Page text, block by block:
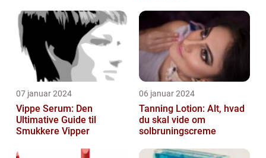
07 januar 2024
Vippe Serum: Den
Ultimative Guide til
Smukkere Vipper
06 januar 2024
Tanning Lotion: Alt, hvad
du skal vide om
solbruningscreme